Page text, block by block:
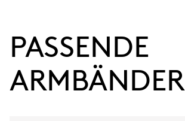
38 Std.
Gangreserve
KALIBER
PASSENDE
ARMBÄNDER